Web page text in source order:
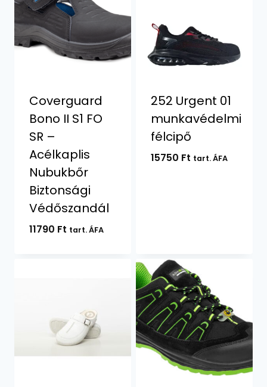
Coverguard
Bono II S1 FO
SR –
Acélkaplis
Nubukbőr
Biztonsági
Védőszandál
11790 Ft tart. ÁFA
252 Urgent 01
munkavédelmi
félcipő
15750 Ft tart. ÁFA